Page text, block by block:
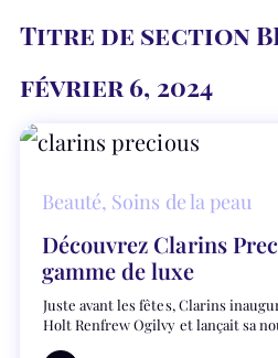
Titre de section
février 6, 2024
Beauté, Soins de la peau
Découvrez Clarins
gamme de luxe
Juste avant les fêtes, Clarins
Holt Renfrew Ogilvy et lançait sa